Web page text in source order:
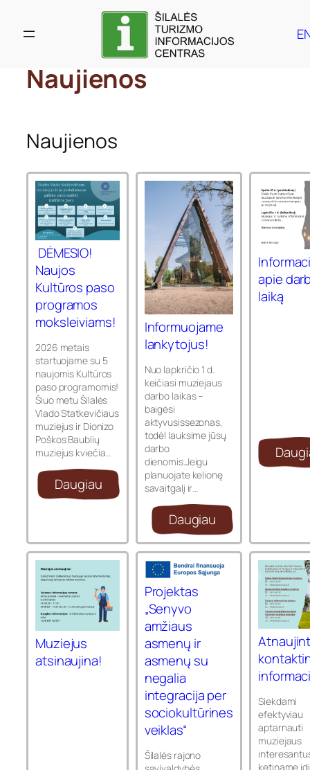
prie
Naujienos
Naujienos
DĖMESIO!
Naujos
Kultūros paso
programos
moksleiviams!
2026 metais
startuojame su 5
naujomis Kultūros
paso programomis!
Šiuo metu Šilalės
Vlado Statkevičiaus
muziejus ir Dionizo
Poškos Baublių
muziejus kviečia…
Daugiau
Informuojame
lankytojus!
Nuo lapkričio 1 d.
keičiasi muziejaus
darbo laikas –
baigėsi
aktyvusissezonas,
todėl lauksime jūsų
darbo
dienomis.Jeigu
planuojate kelionę
savaitgalį ir…
Daugiau
apie
laiką
Muziejus
atsinaujina!
Projektas
„Senyvo
amžiaus
asmenų ir
asmenų su
negalia
integracija per
sociokultūrines
veiklas“
Šilalės rajono
Siekdami
efektyviau
aptarnauti
muziejaus
ketiname